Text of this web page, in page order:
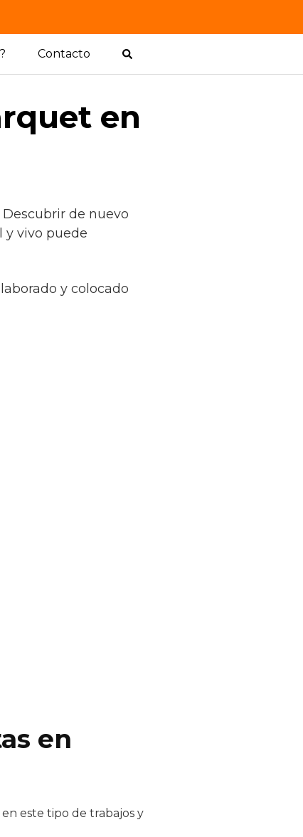
Contacto
en
de nuevo
vivo puede
y colocado
en
este tipo de trabajos y